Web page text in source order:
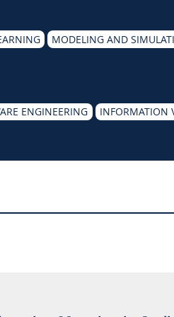
MODELING AND
ENGINEERING INFORMATION